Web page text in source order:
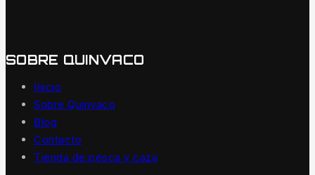
SOBRE QUINVACO
Inicio
Sobre Quinvaco
Blog
Contacto
Tienda de pesca y caza